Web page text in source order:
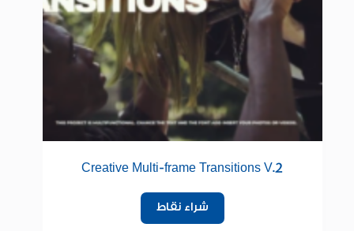
Creative Multi-frame Transitions V.2
شراء نقاط